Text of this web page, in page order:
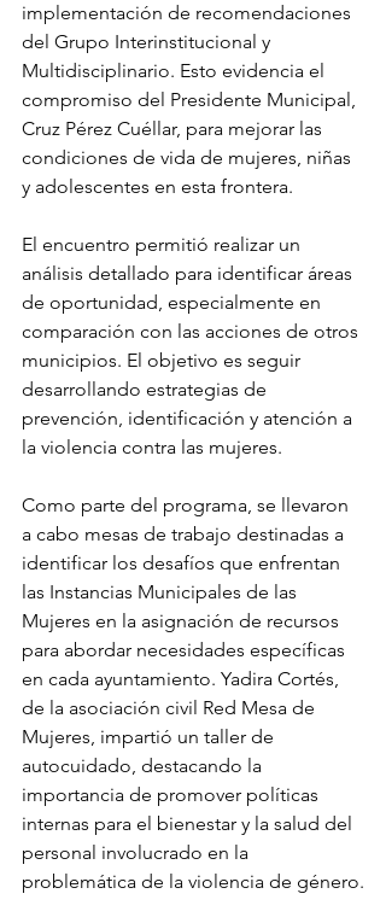
implementación de recomendaciones
del Grupo Interinstitucional y
Multidisciplinario. Esto evidencia el
compromiso del Presidente Municipal,
Cruz Pérez Cuéllar, para mejorar las
condiciones de vida de mujeres, niñas
y adolescentes en esta frontera.
El encuentro permitió realizar un
análisis detallado para identificar áreas
de oportunidad, especialmente en
comparación con las acciones de otros
municipios. El objetivo es seguir
desarrollando estrategias de
prevención, identificación y atención a
la violencia contra las mujeres.
Como parte del programa, se llevaron
a cabo mesas de trabajo destinadas a
identificar los desafíos que enfrentan
las Instancias Municipales de las
Mujeres en la asignación de recursos
para abordar necesidades específicas
en cada ayuntamiento. Yadira Cortés,
de la asociación civil Red Mesa de
Mujeres, impartió un taller de
autocuidado, destacando la
importancia de promover políticas
internas para el bienestar y la salud del
personal involucrado en la
problemática de la violencia de género.